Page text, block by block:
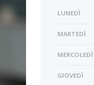
LUNEDÌ
MARTEDÌ
MERCOLEDÌ
GIOVEDÌ